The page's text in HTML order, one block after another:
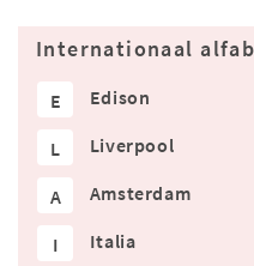
Internationaal
E Edison
L Liverpool
A Amsterdam
I Italia